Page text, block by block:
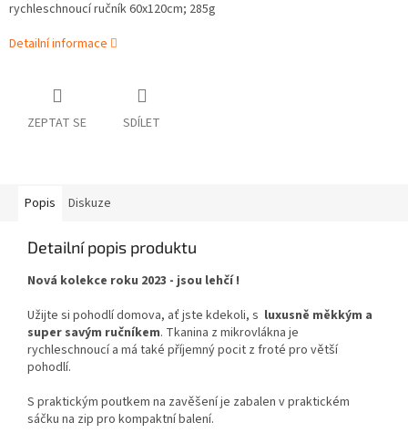
rychleschnoucí ručník60x120cm; 285g
Detailní informace
ZEPTAT SE SDÍLET
Popis Diskuze
Detailní popis produktu
Nová kolekce roku 2023 - jsou lehčí !
Užijte si pohodlí domova, ať jste kdekoli, s luxusně měkkým a
super savým ručníkem. Tkanina z mikrovlákna je
rychleschnoucí a má také příjemný pocit z froté pro větší
pohodlí.
S praktickým poutkem na zavěšení je zabalen v praktickém
sáčku na zip pro kompaktní balení.